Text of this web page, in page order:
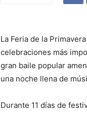
La Feria de la
celebraciones más
gran baile popular
una noche llena de
Durante 11 días de